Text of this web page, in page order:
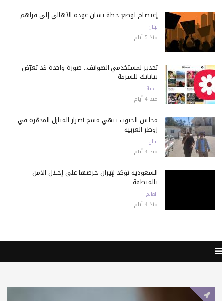
إعتصام لوضع خطة بشأن عودة الأهالي إلى قراهم
لبنان
منذ 5 أيام
تحذير لمستخدمي الهواتف.. صورة واحدة قد تعرّض
بياناتك للسرقة
تقنية
منذ 4 أيام
مجلس الجنوب ينهي مسح أضرار المنازل المدمّرة في
زوطر الغربية
لبنان
منذ 4 أيام
السعودية تؤكد لإيران حرصها على إحلال الأمن
بالمنطقة
العالم
منذ 4 أيام